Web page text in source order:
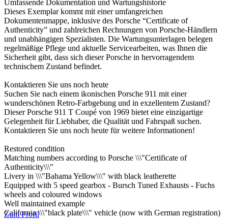
Umfassende Dokumentation und Wartungshistorie
Dieses Exemplar kommt mit einer umfangreichen
Dokumentenmappe, inklusive des Porsche “Certificate of
Authenticity” und zahlreichen Rechnungen von Porsche-Händlern
und unabhängigen Spezialisten. Die Wartungsunterlagen belegen
regelmäßige Pflege und aktuelle Servicearbeiten, was Ihnen die
Sicherheit gibt, dass sich dieser Porsche in hervorragendem
technischem Zustand befindet.
Kontaktieren Sie uns noch heute
Suchen Sie nach einem ikonischen Porsche 911 mit einer
wunderschönen Retro-Farbgebung und in exzellentem Zustand?
Dieser Porsche 911 T Coupé von 1969 bietet eine einzigartige
Gelegenheit für Liebhaber, die Qualität und Fahrspaß suchen.
Kontaktieren Sie uns noch heute für weitere Informationen!
Restored condition
Matching numbers according to Porsche \\\"Certificate of
Authenticity\\\"
Livery in \\\"Bahama Yellow\\\" with black leatherette
Equipped with 5 speed gearbox - Bursch Tuned Exhausts - Fuchs
wheels and coloured windows
Well maintained example
California \\\"black plate\\\" vehicle (now with German registration)
Zum Profil